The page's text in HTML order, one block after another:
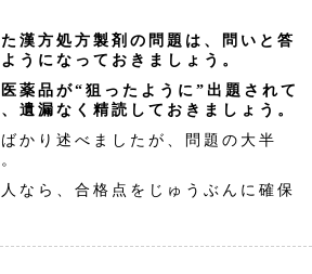
漢方処方製剤の問題は、問いと答
うになっておきましょう。
薬品が“狙ったように”出題されて
遺漏なく精読しておきましょう。
かり述べましたが、問題の大半
なら、合格点をじゅうぶんに確保